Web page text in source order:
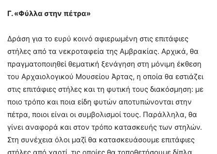
Γ. «Φύλλα στην πέτρα»
Δράση για το ευρύ κοινό αφιερωμένη στις επιτάφιες
στήλες από τα νεκροταφεία της Αμβρακίας. Αρχικά, θα
πραγματοποιηθεί θεματική ξενάγηση στη μόνιμη έκθεση
του Αρχαιολογικού Μουσείου Άρτας, η οποία θα εστιάζει
στις επιτάφιες στήλες και τη φυτική τους διακόσμηση: με
ποιο τρόπο και ποια είδη φυτών αποτυπώνονται στην
πέτρα, ποιοι είναι οι συμβολισμοί τους. Παράλληλα, θα
γίνει αναφορά και στον τρόπο κατασκευής των στηλών.
Στη συνέχεια όλοι μαζί θα κατασκευάσουμε επιτάφιες